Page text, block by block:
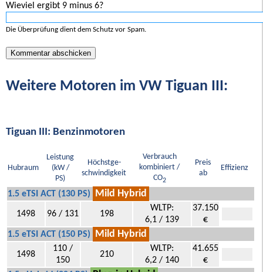
Wieviel ergibt 9 minus 6?
Die Überprüfung dient dem Schutz vor Spam.
Weitere Motoren im VW Tiguan III:
Tiguan III: Benzinmotoren
Hubraum
Leistung
(kW /
PS)
Höchstge-
schwindigkeit
Verbrauch
kombiniert /
CO2
Preis
ab
Effizienz
1.5 eTSI ACT (130 PS) Mild Hybrid
1498 96 / 131 198
WLTP:
6,1 / 139
37.150
€
1.5 eTSI ACT (150 PS)
Mild Hybrid
1498
110 /
150
210
WLTP:
6,2 / 140
41.655
€